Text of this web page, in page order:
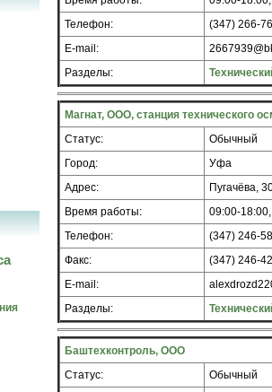
Телефон:
(347) 266-
E-mail:
Разделы:
Магнат, ООО, станция технического
Статус:
Обычный
Город:
Уфа
Адрес:
Пугачёва,
Время работы:
09:00-
Телефон:
(347) 246-
Факс:
(347) 246-
E-mail:
Разделы:
Баштехконтроль, ООО
Статус:
Обычный